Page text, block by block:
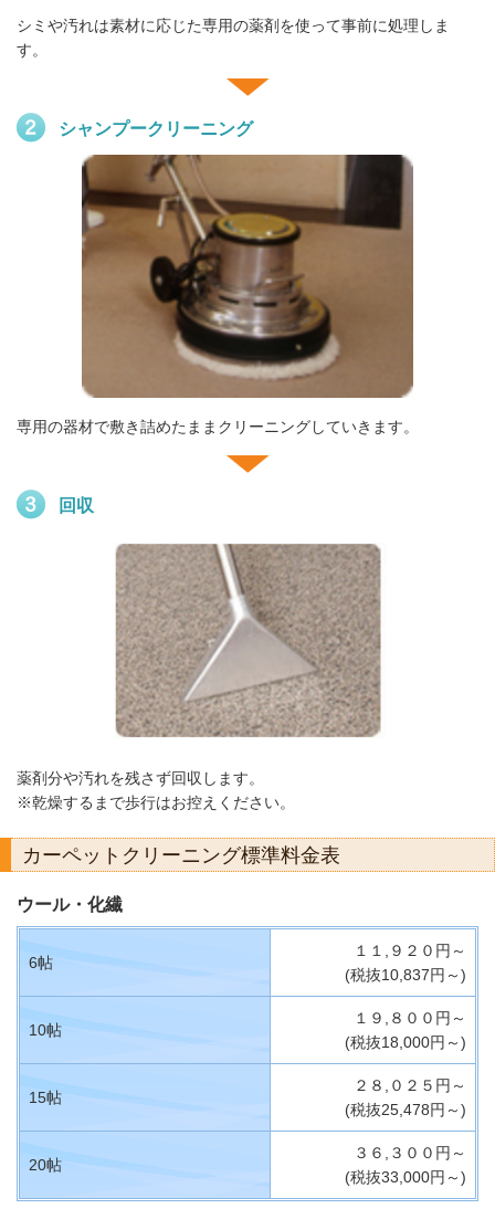
シミや汚れは素材に応じた専用の薬剤を使って事前に処理しま
す。
シャンプークリーニング
専用の器材で敷き詰めたままクリーニングしていきます。
回収
薬剤分や汚れを残さず回収します。
※乾燥するまで歩行はお控えください。
カーペットクリーニング標準料金表
ウール・化繊
6帖
１１,９２０円～
(税抜10,837円～)
10帖
１９,８００円～
(税抜18,000円～)
15帖
２８,０２５円～
(税抜25,478円～)
20帖
３６,３００円～
(税抜33,000円～)